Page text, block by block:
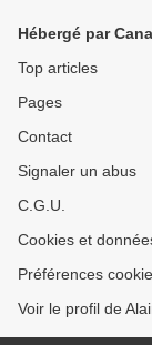
Hébergé par
Top articles
Pages
Contact
Signaler un abus
C.G.U.
Cookies et
Préférences
Voir le profil de